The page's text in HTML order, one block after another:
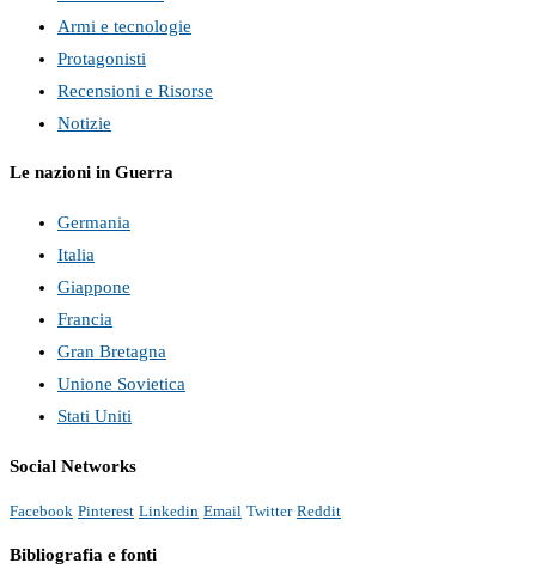
Armi e tecnologie
Protagonisti
Recensioni e Risorse
Notizie
Le nazioni in Guerra
Germania
Italia
Giappone
Francia
Gran Bretagna
Unione Sovietica
Stati Uniti
Social Networks
Facebook Pinterest Linkedin Email Twitter Reddit
Bibliografia e fonti